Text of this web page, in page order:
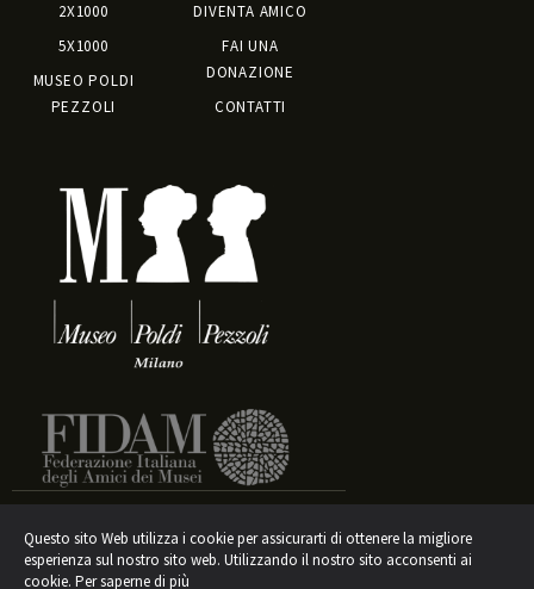
Questo sito Web utilizza i cookie per assicurarti di ottenere la migliore
esperienza sul nostro sito web. Utilizzando il nostro sito acconsenti ai
cookie. Per saperne di più
2X1000
5X1000
MUSEO POLDI
PEZZOLI
DIVENTA AMICO
FAI UNA
DONAZIONE
CONTATTI
Informativa sul trattamento dei dati